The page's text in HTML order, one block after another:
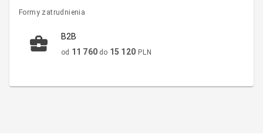
Formy zatrudnienia
B2B
od 11 760 do 15 120 PLN